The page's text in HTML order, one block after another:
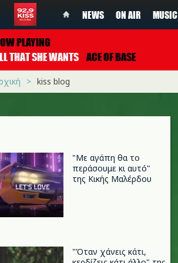
NEWS ON AIR MUSIC
PLAYING
THAT SHE WANTS ACE OF BASE
kiss blog
"Με αγάπη θα το
περάσουμε κι αυτό"
της Κικής Μαλέρδου
"Όταν χάνεις κάτι,